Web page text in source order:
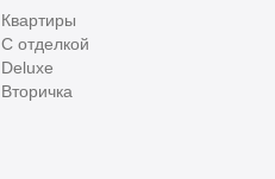
Квартиры
С отделкой
Deluxe
Вторичка